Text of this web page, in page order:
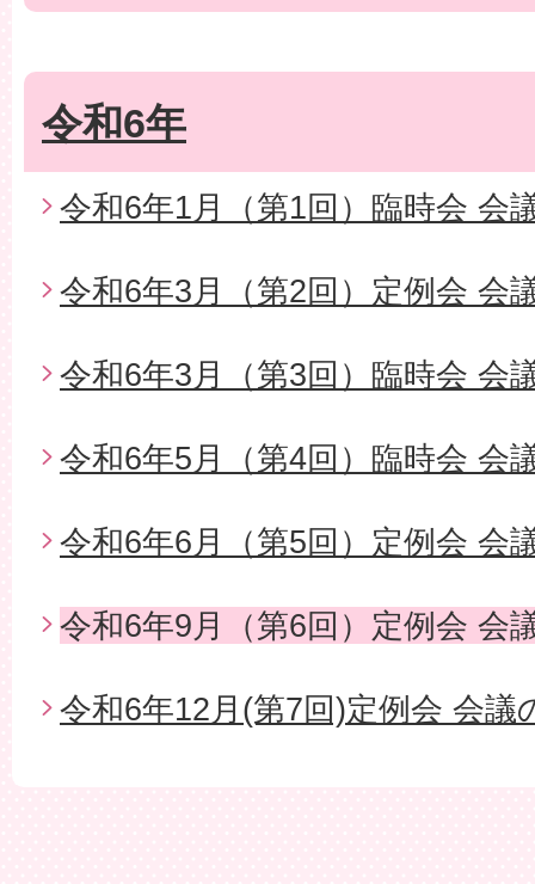
令和6年
令和6年1月（第1回）臨時会 会
令和6年3月（第2回）定例会 会
令和6年3月（第3回）臨時会 会
令和6年5月（第4回）臨時会 会
令和6年6月（第5回）定例会 会
令和6年9月（第6回）定例会 会
令和6年12月(第7回)定例会 会議